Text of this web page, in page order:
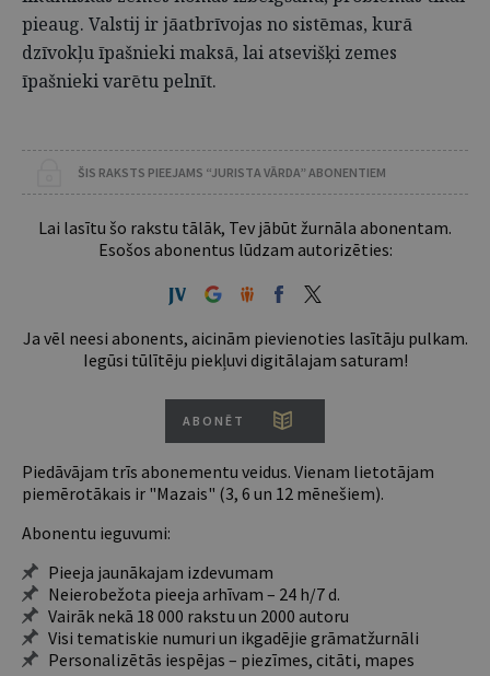
pieaug. Valstij ir jāatbrīvojas no sistēmas, kurā
dzīvokļu īpašnieki maksā, lai atsevišķi zemes
īpašnieki varētu pelnīt.
ŠIS RAKSTS PIEEJAMS “JURISTA VĀRDA” ABONENTIEM
Lai lasītu šo rakstu tālāk, Tev jābūt žurnāla abonentam.
Esošos abonentus lūdzam autorizēties:
Ja vēl neesi abonents, aicinām pievienoties lasītāju pulkam.
Iegūsi tūlītēju piekļuvi digitālajam saturam!
ABONĒT
Piedāvājam trīs abonementu veidus. Vienam lietotājam
piemērotākais ir "Mazais" (3, 6 un 12 mēnešiem).
Abonentu ieguvumi:
Pieeja jaunākajam izdevumam
Neierobežota pieeja arhīvam – 24 h/7 d.
Vairāk nekā 18 000 rakstu un 2000 autoru
Visi tematiskie numuri un ikgadējie grāmatžurnāli
Personalizētās iespējas – piezīmes, citāti, mapes